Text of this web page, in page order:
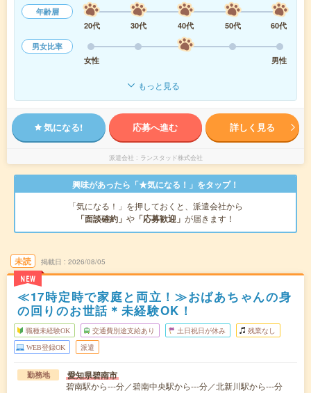
年齢層
20代
30代 40代 50代
60代
男女比率
女性
男性
もっと見る
気になる! 応募へ進む 詳しく見る
派遣会社 ランスタッド株式会社
興味があったら「★気になる！」をタップ！
「気になる！」を押しておくと、派遣会社から
「面談確約」 や 「応募歓迎」 が届きます！
未読
NEW
掲載日 2026/08/05
≪17時定時で家庭と両立！≫おばあちゃんの身
の回りのお世話＊未経験OK！
職種未経験OK 交通費別途支給あり 土日祝日が休み 残業なし
WEB登録OK 派遣
勤務地 愛知県碧南市
碧南駅から---分／碧南中央駅から---分／北新川駅から---分